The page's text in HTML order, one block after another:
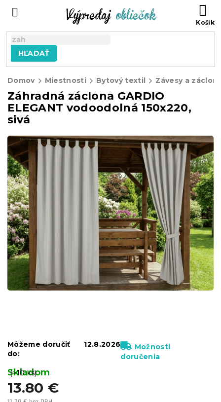
HĽADAŤ
Domov Miestnosti Bytový textil Závesy a
Záhradná záclona GARDIO
ELEGANT vodoodolná 150x220,
sivá
13.80 €
Skladom
(>10 ks)
Môžeme doručiť
do:
12.8.2026
Možnosti
doručenia